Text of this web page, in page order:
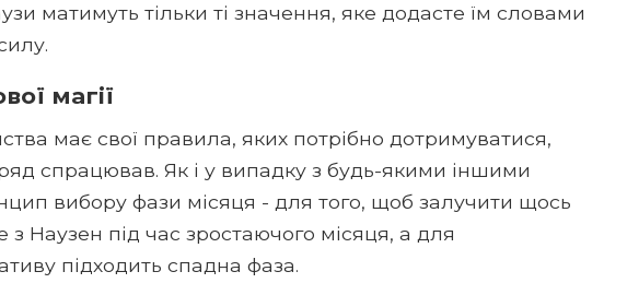
матимуть тільки ті значення, яке додасте їм словами
магії
має свої правила, яких потрібно дотримуватися,
спрацював. Як і у випадку з будь-якими іншими
вибору фази місяця - для того, щоб залучити щось
Наузен під час зростаючого місяця, а для
підходить спадна фаза.